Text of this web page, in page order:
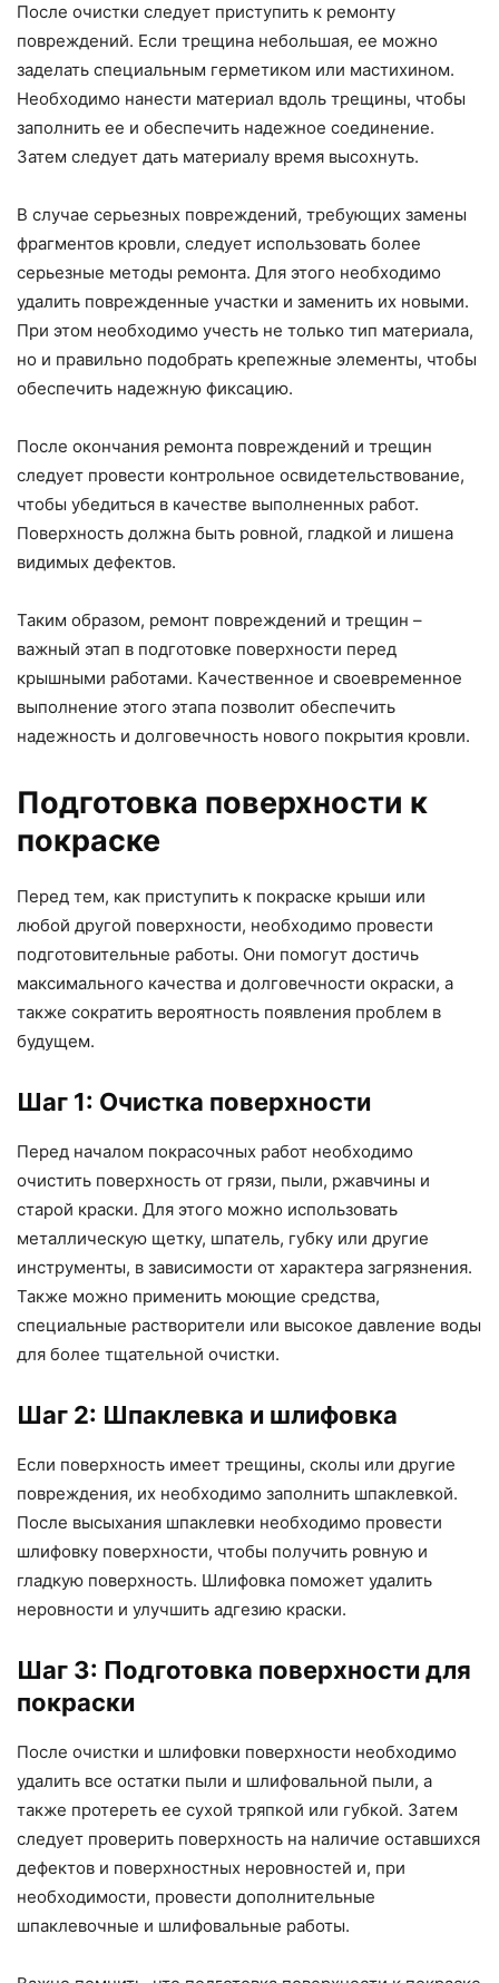
После очистки следует приступить к ремонту
повреждений. Если трещина небольшая, ее можно
заделать специальным герметиком или мастихином.
Необходимо нанести материал вдоль трещины, чтобы
заполнить ее и обеспечить надежное соединение.
Затем следует дать материалу время высохнуть.
В случае серьезных повреждений, требующих замены
фрагментов кровли, следует использовать более
серьезные методы ремонта. Для этого необходимо
удалить поврежденные участки и заменить их новыми.
При этом необходимо учесть не только тип материала,
но и правильно подобрать крепежные элементы, чтобы
обеспечить надежную фиксацию.
После окончания ремонта повреждений и трещин
следует провести контрольное освидетельствование,
чтобы убедиться в качестве выполненных работ.
Поверхность должна быть ровной, гладкой и лишена
видимых дефектов.
Таким образом, ремонт повреждений и трещин –
важный этап в подготовке поверхности перед
крышными работами. Качественное и своевременное
выполнение этого этапа позволит обеспечить
надежность и долговечность нового покрытия кровли.
Подготовка поверхности к
покраске
Перед тем, как приступить к покраске крыши или
любой другой поверхности, необходимо провести
подготовительные работы. Они помогут достичь
максимального качества и долговечности окраски, а
также сократить вероятность появления проблем в
будущем.
Шаг 1: Очистка поверхности
Перед началом покрасочных работ необходимо
очистить поверхность от грязи, пыли, ржавчины и
старой краски. Для этого можно использовать
металлическую щетку, шпатель, губку или другие
инструменты, в зависимости от характера загрязнения.
Также можно применить моющие средства,
специальные растворители или высокое давление воды
для более тщательной очистки.
Шаг 2: Шпаклевка и шлифовка
Если поверхность имеет трещины, сколы или другие
повреждения, их необходимо заполнить шпаклевкой.
После высыхания шпаклевки необходимо провести
шлифовку поверхности, чтобы получить ровную и
гладкую поверхность. Шлифовка поможет удалить
неровности и улучшить адгезию краски.
Шаг 3: Подготовка поверхности для
покраски
После очистки и шлифовки поверхности необходимо
удалить все остатки пыли и шлифовальной пыли, а
также протереть ее сухой тряпкой или губкой. Затем
следует проверить поверхность на наличие оставшихся
дефектов и поверхностных неровностей и, при
необходимости, провести дополнительные
шпаклевочные и шлифовальные работы.